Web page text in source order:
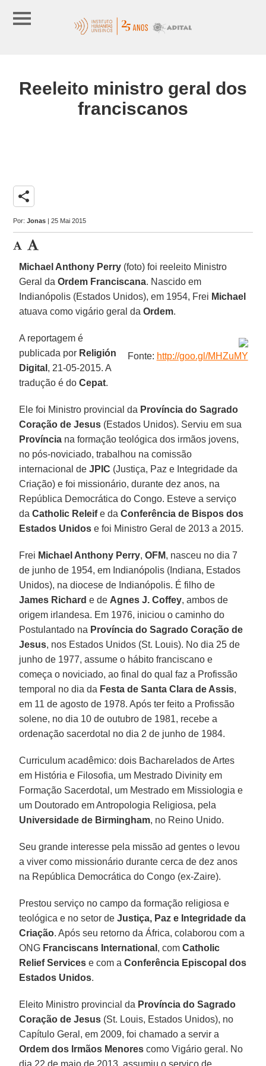
Reeleito ministro geral dos
franciscanos
share
Por:Jonas | 25 Mai 2015
Michael Anthony Perry (foto) foi reeleito Ministro
Geral daOrdem Franciscana. Nascido em
Indianópolis (Estados Unidos), em 1954, Frei Michael
atuava como vigário geral daOrdem.
Fonte: http://goo.gl/MHZuMY
A reportagem é
publicada por Religión
Digital , 21-05-2015. A
tradução é doCepat.
Ele foi Ministro provincial da Província do Sagrado
Coração de Jesus (Estados Unidos). Serviu em sua
Província na formação teológica dos irmãos jovens,
no pós-noviciado, trabalhou na comissão
internacional deJPIC (Justiça, Paz e Integridade da
Criação) e foi missionário, durante dez anos, na
República Democrática do Congo. Esteve a serviço
daCatholic Releife daConferência de Bispos dos
Estados Unidos e foi Ministro Geral de 2013 a 2015.
Frei Michael Anthony Perry,OFM, nasceu no dia 7
de junho de 1954, em Indianópolis (Indiana, Estados
Unidos), na diocese de Indianópolis. É filho de
James Richard e de Agnes J. Coffey, ambos de
origem irlandesa. Em 1976, iniciou o caminho do
Postulantado na Província do Sagrado Coração de
Jesus, nos Estados Unidos (St. Louis). No dia 25 de
junho de 1977, assume o hábito franciscano e
começa o noviciado, ao final do qual faz a Profissão
temporal no dia da Festa de Santa Clara de Assis,
em 11 de agosto de 1978. Após ter feito a Profissão
solene, no dia 10 de outubro de 1981, recebe a
ordenação sacerdotal no dia 2 de junho de 1984.
Curriculum acadêmico: dois Bacharelados de Artes
em História e Filosofia, um Mestrado Divinity em
Formação Sacerdotal, um Mestrado em Missiologia e
um Doutorado em Antropologia Religiosa, pela
Universidade de Birmingham, no Reino Unido.
Seu grande interesse pela missão ad gentes o levou
a viver como missionário durante cerca de dez anos
na República Democrática do Congo (ex-Zaire).
Prestou serviço no campo da formação religiosa e
teológica e no setor deJustiça, Paz e Integridade da
Criação. Após seu retorno da África, colaborou com a
ONG Franciscans International , comCatholic
Relief Services e com aConferência Episcopal dos
Estados Unidos.
Eleito Ministro provincial da Província do Sagrado
Coração de Jesus (St. Louis, Estados Unidos), no
Capítulo Geral, em 2009, foi chamado a servir a
Ordem dos Irmãos Menores como Vigário geral. No
dia 22 de maio de 2013, assumiu o serviço de